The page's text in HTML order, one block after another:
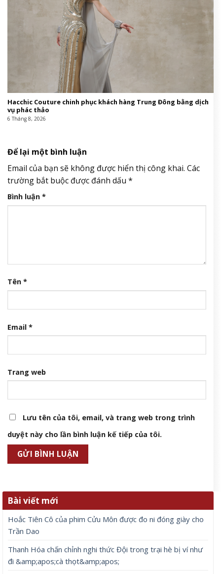
Hacchic Couture chinh phục khách hàng Trung Đông bằng dịch
vụ phác thảo
6 Tháng 8, 2026
Để lại một bình luận
Email của bạn sẽ không được hiển thị công khai. Các
trường bắt buộc được đánh dấu *
Bình luận *
Tên *
Email *
Trang web
Lưu tên của tôi, email, và trang web trong trình
duyệt này cho lần bình luận kế tiếp của tôi.
Bài viết mới
Hoắc Tiên Cô của phim Cửu Môn được đo ni đóng giày cho
Trần Dao
Thanh Hóa chấn chỉnh nghi thức Đội trong trại hè bị ví như
đi &amp;apos;cà thọt&amp;apos;